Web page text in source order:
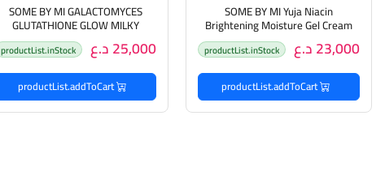
SOME BY MI Yuja Niacin
Brightening Moisture Gel Cream
100ml سوم باي مي كريم مرطب
ومفتح للبشرة 23,000 د.ع productList.inStock
productList.addToCart
SOME BY MI GALACTOMYCES
GLUTATHIONE GLOW MILKY
TONER 200ml سوم باي مي تونر
للعناية بالبشرة 25,000 د.ع productList.inStock
productList.addToCart